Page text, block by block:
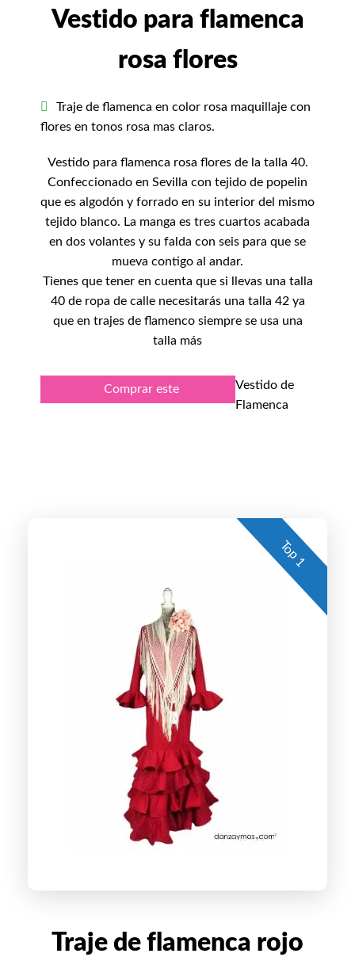
Vestido para flamenca
rosa flores
Traje de flamenca en color rosa maquillaje con
flores en tonos rosa mas claros.
Vestido para flamenca rosa flores de la talla 40.
Confeccionado en Sevilla con tejido de popelin
que es algodón y forrado en su interior del mismo
tejido blanco. La manga es tres cuartos acabada
en dos volantes y su falda con seis para que se
mueva contigo al andar.
Tienes que tener en cuenta que si llevas una talla
40 de ropa de calle necesitarás una talla 42 ya
que en trajes de flamenco siempre se usa una
talla más
Comprar este
Vestido de
Flamenca
Top 1
Traje de flamenca rojo